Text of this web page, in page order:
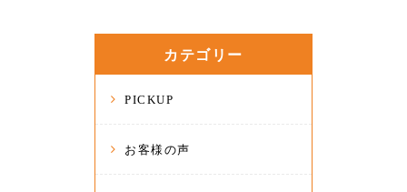
カテゴリー
PICKUP
お客様の声